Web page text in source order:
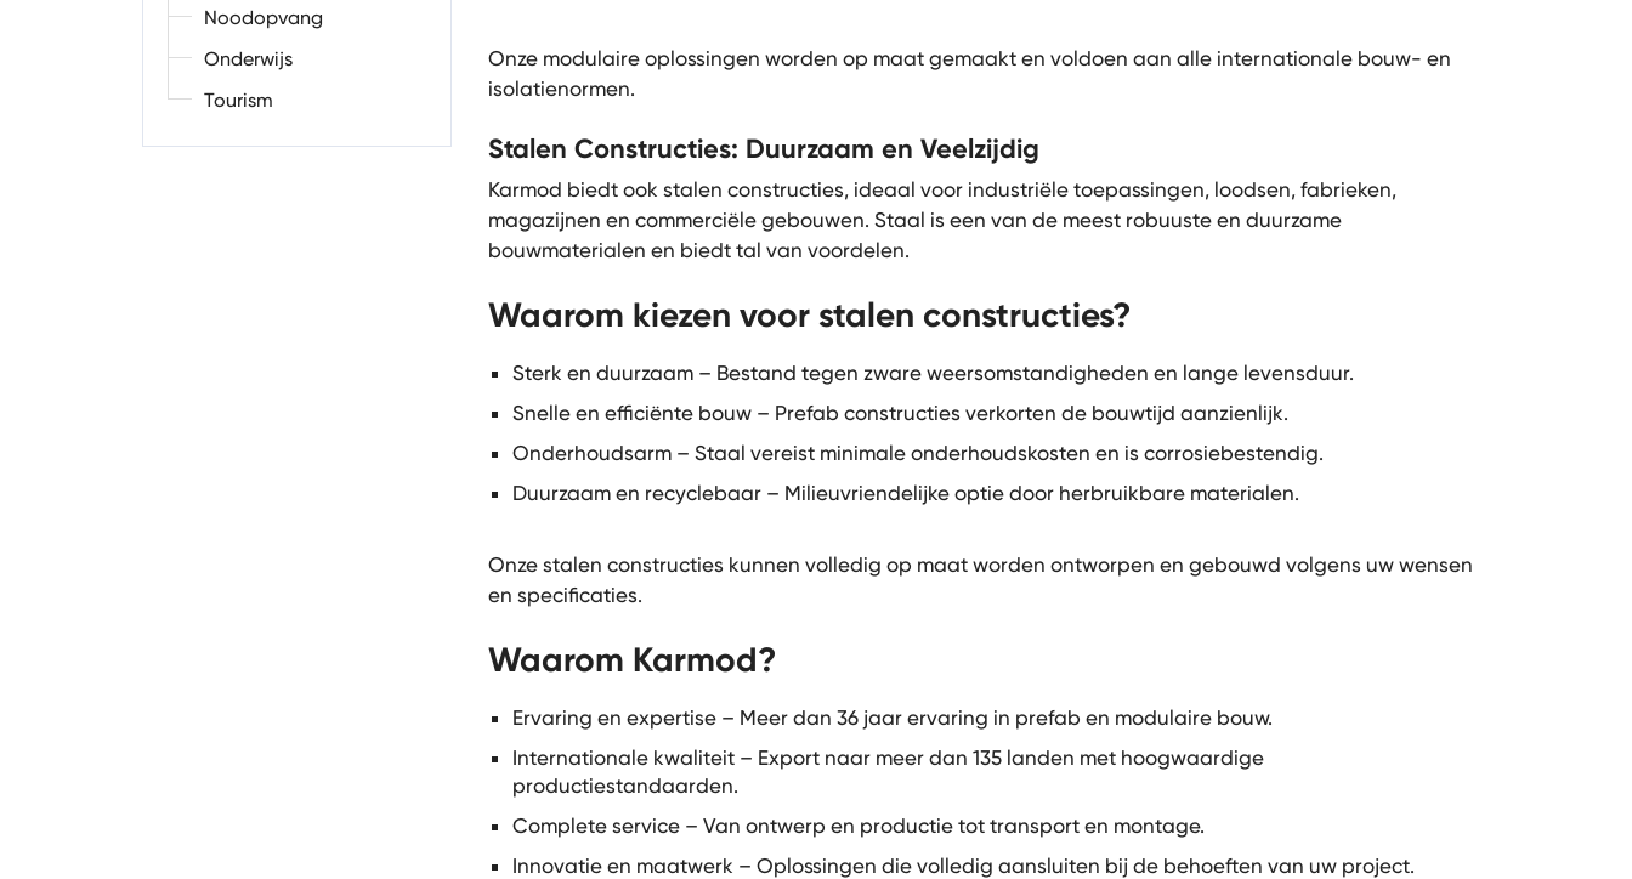
Noodopvang
Onderwijs
Tourism
Onze modulaire oplossingen worden op maat gemaakt en voldoen aan alle internationale bouw- en
isolatienormen.
Stalen Constructies: Duurzaam en Veelzijdig
Karmod biedt ook stalen constructies, ideaal voor industriële toepassingen, loodsen, fabrieken,
magazijnen en commerciële gebouwen. Staal is een van de meest robuuste en duurzame
bouwmaterialen en biedt tal van voordelen.
Waarom kiezen voor stalen constructies?
Sterk en duurzaam – Bestand tegen zware weersomstandigheden en lange levensduur.
Snelle en efficiënte bouw – Prefab constructies verkorten de bouwtijd aanzienlijk.
Onderhoudsarm – Staal vereist minimale onderhoudskosten en is corrosiebestendig.
Duurzaam en recyclebaar – Milieuvriendelijke optie door herbruikbare materialen.
Onze stalen constructies kunnen volledig op maat worden ontworpen en gebouwd volgens uw wensen
en specificaties.
Waarom Karmod?
Ervaring en expertise – Meer dan 36 jaar ervaring in prefab en modulaire bouw.
Internationale kwaliteit – Export naar meer dan 135 landen met hoogwaardige
productiestandaarden.
Complete service – Van ontwerp en productie tot transport en montage.
Innovatie en maatwerk – Oplossingen die volledig aansluiten bij de behoeften van uw project.